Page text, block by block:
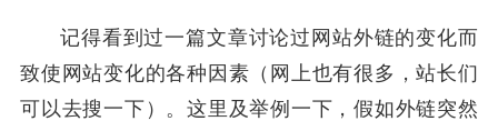
记得看到过一篇文章讨论过网站外链的变化而
致使网站变化的各种因素（网上也有很多，站长们
可以去搜一下）。这里及举例一下，假如外链突然